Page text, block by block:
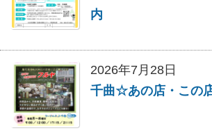
内
2026年7月28日
千曲☆あの店・この